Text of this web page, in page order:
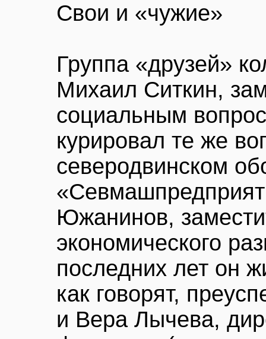
Свои и «чужие»
Группа «друзей»
Михаил Ситкин,
социальным
курировал те же
северодвинском
Южанинов,
экономического
последних лет он
как говорят,
и Вера Лычева,